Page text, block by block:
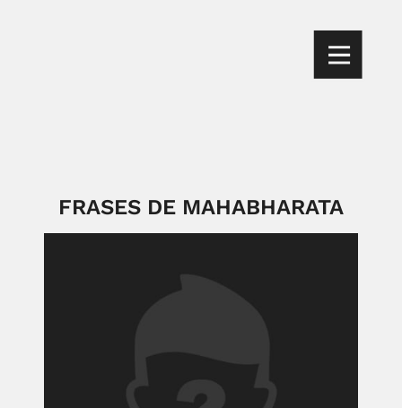
FRASES DE MAHABHARATA